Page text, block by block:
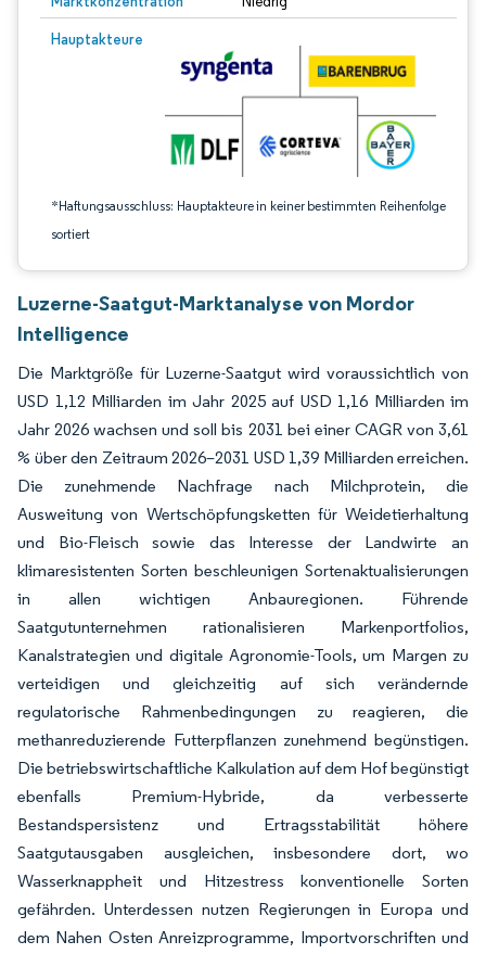
Hauptakteure
*Haftungsausschluss: Hauptakteure in keiner bestimmten Reihenfolge
sortiert
Bild © Mordor Intelligence. Wiederverwendung erfordert Namensnennung
Luzerne-Saatgut-Marktanalyse von Mordor
Intelligence
Die Marktgröße für Luzerne-Saatgut wird voraussichtlich von
USD 1,12 Milliarden im Jahr 2025 auf USD 1,16 Milliarden im
Jahr 2026 wachsen und soll bis 2031 bei einer CAGR von 3,61
% über den Zeitraum 2026–2031 USD 1,39 Milliarden erreichen.
Die zunehmende Nachfrage nach Milchprotein, die
Ausweitung von Wertschöpfungsketten für Weidetierhaltung
und Bio-Fleisch sowie das Interesse der Landwirte an
klimaresistenten Sorten beschleunigen Sortenaktualisierungen
in allen wichtigen Anbauregionen. Führende
Saatgutunternehmen rationalisieren Markenportfolios,
Kanalstrategien und digitale Agronomie-Tools, um Margen zu
verteidigen und gleichzeitig auf sich verändernde
regulatorische Rahmenbedingungen zu reagieren, die
methanreduzierende Futterpflanzen zunehmend begünstigen.
Die betriebswirtschaftliche Kalkulation auf dem Hof begünstigt
ebenfalls Premium-Hybride, da verbesserte
Bestandspersistenz und Ertragsstabilität höhere
Saatgutausgaben ausgleichen, insbesondere dort, wo
Wasserknappheit und Hitzestress konventionelle Sorten
gefährden. Unterdessen nutzen Regierungen in Europa und
dem Nahen Osten Anreizprogramme, Importvorschriften und